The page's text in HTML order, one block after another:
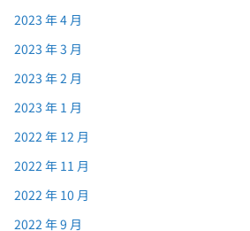
2023 年 4 月
2023 年 3 月
2023 年 2 月
2023 年 1 月
2022 年 12 月
2022 年 11 月
2022 年 10 月
2022 年 9 月